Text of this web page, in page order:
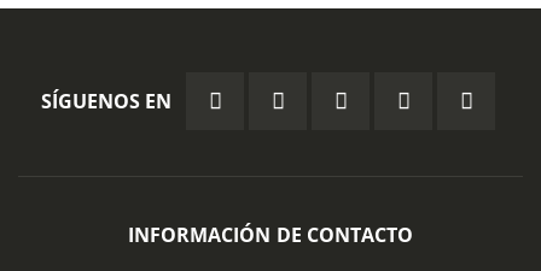
SÍGUENOS EN
INFORMACIÓN DE CONTACTO